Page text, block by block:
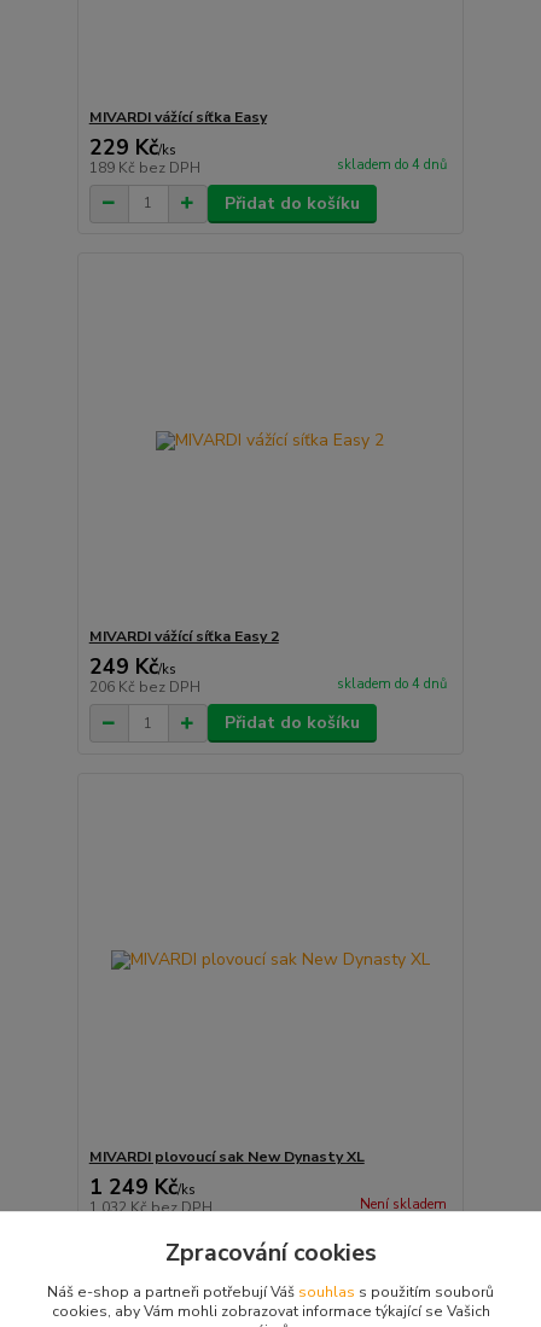
MIVARDI vážící síťka Easy
229 Kč/ks
189 Kč bez DPH skladem do 4 dnů
Přidat do košíku
MIVARDI vážící síťka Easy 2
249 Kč/ks
206 Kč bez DPH skladem do 4 dnů
Přidat do košíku
MIVARDI plovoucí sak New Dynasty XL
1 249 Kč/ks
1 032 Kčbez DPH Není skladem
Detail
strana z 1
Zpracování cookies
Náš e-shop a partneři potřebují Váš souhlas s použitím souborů
cookies, aby Vám mohli zobrazovat informace týkající se Vašich